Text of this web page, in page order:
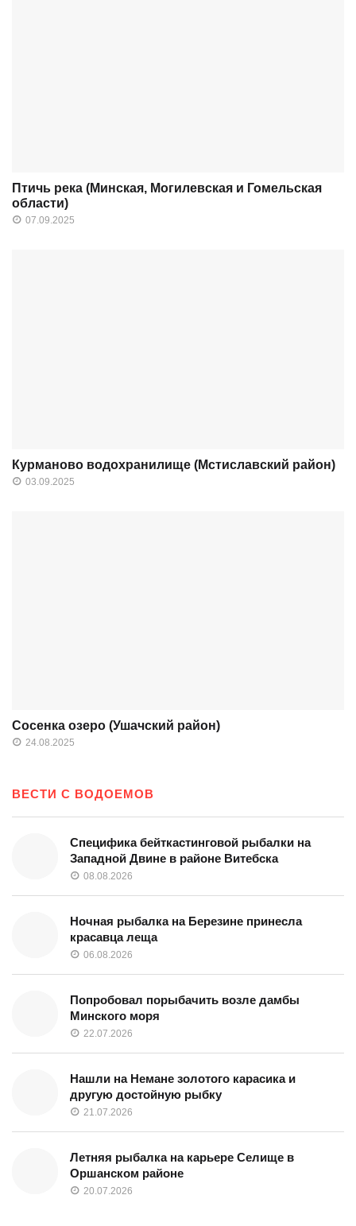
Птичь река (Минская, Могилевская и Гомельская
области)
07.09.2025
Курманово водохранилище (Мстиславский район)
03.09.2025
Сосенка озеро (Ушачский район)
24.08.2025
ВЕСТИ С ВОДОЕМОВ
Специфика бейткастинговой рыбалки на
Западной Двине в районе Витебска
08.08.2026
Ночная рыбалка на Березине принесла
красавца леща
06.08.2026
Попробовал порыбачить возле дамбы
Минского моря
22.07.2026
Нашли на Немане золотого карасика и
другую достойную рыбку
21.07.2026
Летняя рыбалка на карьере Селище в
Оршанском районе
20.07.2026